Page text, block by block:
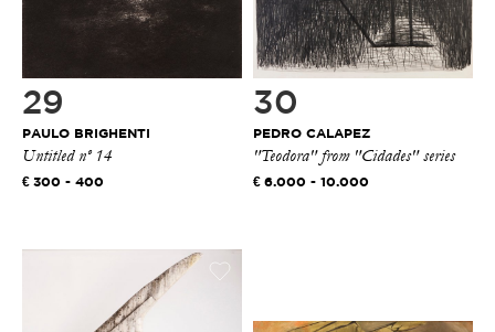
29
PAULO BRIGHENTI
Untitled nº 14
300 - 400
30
PEDRO CALAPEZ
"Teodora" from "Cidades" series
6.000 - 10.000